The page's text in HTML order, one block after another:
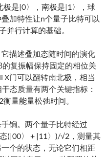
极是|0〉，南极是|1〉，球
加特性让n个量子比特可以
并行计算的基础。
描述叠加态随时间的演化
复振幅保持固定的相位关
X门可以翻转南北极，相当
态质量有两个关键指标：
量能量松弛时间。
锏。两个量子比特经过
(|00〉 + |11〉)/√2，测量其
个的状态，无论它们相距